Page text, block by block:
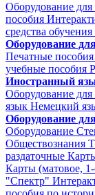
Оборудование для
пособия
средства
Оборудование
Печатные
учебные пособия
Иностранный
Оборудование для
язык Немецкий
Оборудование
Оборудование
Обществознания
раздаточные
Карты (матовое,
"Спектр"